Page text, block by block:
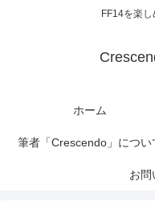
FF14を楽
ホーム
筆者「Crescendo」につい
お問